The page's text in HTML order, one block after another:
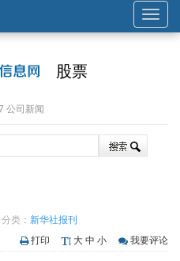
展
开
股票
公司新闻
分类： 新华社报刊
打印
大 中 小 我要评论